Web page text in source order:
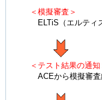
＜模擬審査＞
ELTiS（エルティ
＜テスト結果の通知
ACEから模擬審査